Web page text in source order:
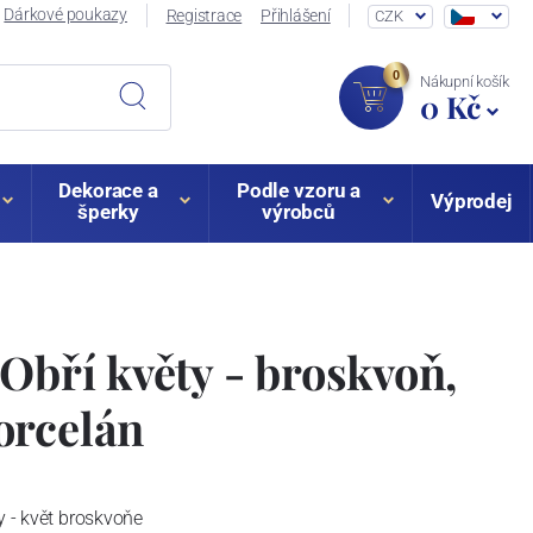
Dárkové poukazy Registrace Přihlášení CZK
0 Nákupní košík
0 Kč
Dekorace a
šperky
Podle vzoru a
výrobců
Výprodej
Obří květy - broskvoň,
- květ broskvoňe